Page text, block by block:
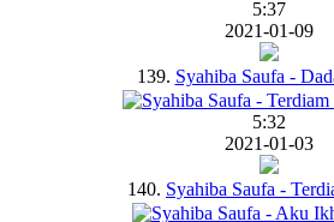
5:37
2021-01-09
139. Syahiba Saufa -
5:32
2021-01-03
140. Syahiba Saufa -